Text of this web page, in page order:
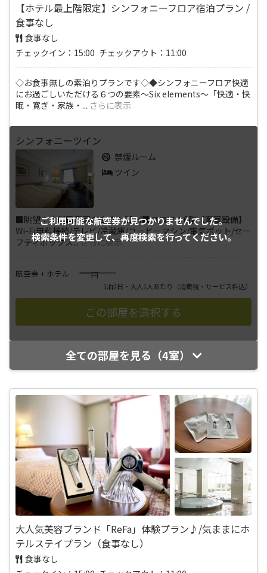
【ホテル最上階限定】シンフォニーフロア宿泊プラン /
食事なし
食事なし
チェックイン：15:00 チェックアウト：11:00
◇お食事無しの素泊りプランです◇◆シンフォニーフロア快適
にお過ごしいただける６つの要素～Six elements～「快適・快
眠・寛ぎ・家族・ ... さらに表示
ご利用可能な航空券が見つかりませんでした。
検索条件を変更して、再度検索を行ってください。
シンフォニーツイン
禁煙ルーム
ツイン
■眺望：山側■客室の広さ：22㎡■フロア：6階【客室設備】
Wi-Fi無料接続/テレビ/冷蔵庫/コーヒーマシン/電気ポット/セー
フティボックス...さらに表示
航空券 + ホテル ――――円
1泊2日・大人1人あたり （消費税・サービス料込）
全ての部屋を見る（4室）
大人気美容ブランド「ReFa」体験プラン♪/気ままにホ
テルステイプラン（食事なし）
食事なし